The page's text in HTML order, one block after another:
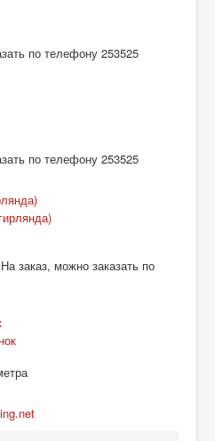
по телефону 253525
по телефону 253525
заказ, можно заказать по